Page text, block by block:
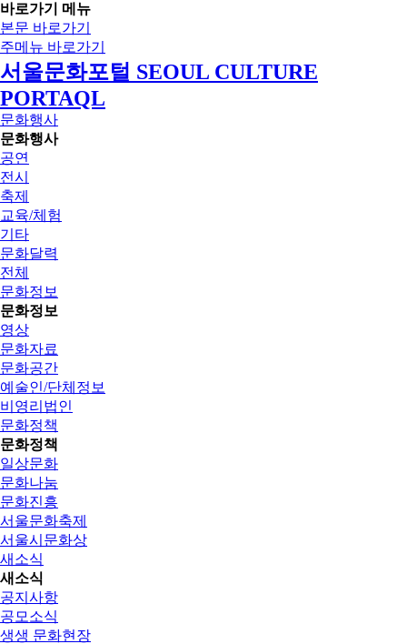
바로가기 메뉴
본문 바로가기
주메뉴 바로가기
서울문화포털 SEOUL CULTURE
PORTAQL
문화행사
문화행사
공연
전시
축제
교육/체험
기타
문화달력
전체
문화정보
문화정보
영상
문화자료
문화공간
예술인/단체정보
비영리법인
문화정책
문화정책
일상문화
문화나눔
문화진흥
서울문화축제
서울시문화상
새소식
새소식
공지사항
공모소식
생생 문화현장